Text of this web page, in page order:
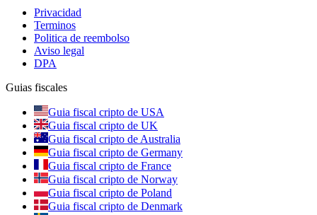
Privacidad
Terminos
Politica de reembolso
Aviso legal
DPA
Guias fiscales
Guia fiscal cripto de USA
Guia fiscal cripto de UK
Guia fiscal cripto de Australia
Guia fiscal cripto de Germany
Guia fiscal cripto de France
Guia fiscal cripto de Norway
Guia fiscal cripto de Poland
Guia fiscal cripto de Denmark